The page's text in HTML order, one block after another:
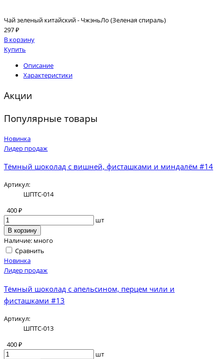
Чай зеленый китайский - ЧжэньЛо (Зеленая спираль)
297 ₽
В корзину
Купить
Описание
Характеристики
Акции
Популярные товары
Новинка
Лидер продаж
Тёмный шоколад с вишней, фисташками и миндалём #14
Артикул:
ШПТС-014
400 ₽
шт
В корзину
Наличие: много
Сравнить
Новинка
Лидер продаж
Тёмный шоколад с апельсином, перцем чили и
фисташками #13
Артикул:
ШПТС-013
400 ₽
шт